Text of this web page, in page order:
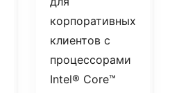
корпоративных
клиентов с
процессорами
Intel® Core™